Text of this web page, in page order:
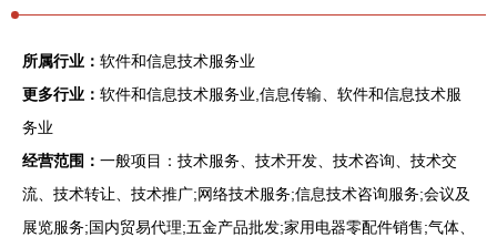
所属行业： 软件和信息技术服务业
更多行业： 软件和信息技术服务业,信息传输、软件和信息技术服
务业
经营范围： 一般项目：技术服务、技术开发、技术咨询、技术交
流、技术转让、技术推广;网络技术服务;信息技术咨询服务;会议及
展览服务;国内贸易代理;五金产品批发;家用电器零配件销售;气体、